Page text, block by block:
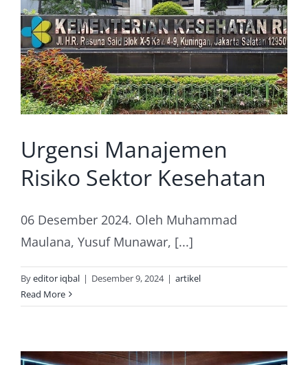
Prosiding
Kontak Kami
Urgensi Manajemen
Risiko Sektor Kesehatan
06 Desember 2024. Oleh Muhammad
Maulana, Yusuf Munawar, [...]
Byeditor iqbal | Desember 9, 2024 | artikel
Read More